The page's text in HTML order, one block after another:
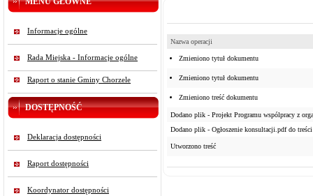
Informacje ogólne
Rada Miejska - Informacje ogólne
Raport o stanie Gminy Chorzele
DOSTĘPNOŚĆ
Deklaracja dostępności
Raport dostępności
Koordynator dostępności
Nazwa operacji
Zmieniono tytuł dokumentu
Zmieniono tytuł dokumentu
Zmieniono treść dokumentu
Dodano plik - Projekt Programu wspólpracy z
Dodano plik - Ogłoszenie konsultacji.pdf do treści
Utworzono treść